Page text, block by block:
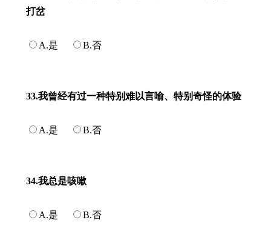
打岔
A.是 B.否
33.我曾经有过一种特别难以言喻、特别奇怪的体验
A.是 B.否
34.我总是咳嗽
A.是 B.否